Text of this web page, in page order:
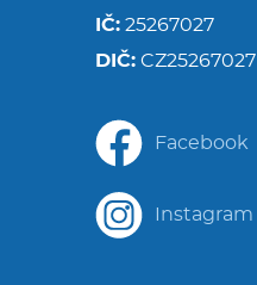
IČ: 25267027
DIČ: CZ25267027
Facebook
Instagram